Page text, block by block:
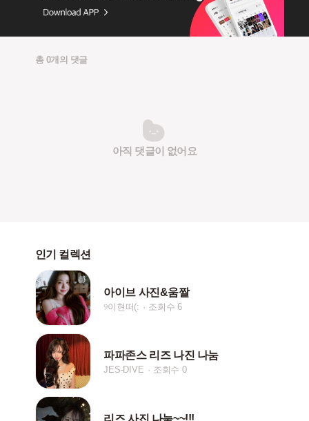
총 0개의 댓글
아직 댓글이 없어요
인기 컬렉션
아이브 사진&움짤
୨이현떠(: 조회수 6
파파존스 리즈 나진 나눔
JES-DIVE 조회수 0